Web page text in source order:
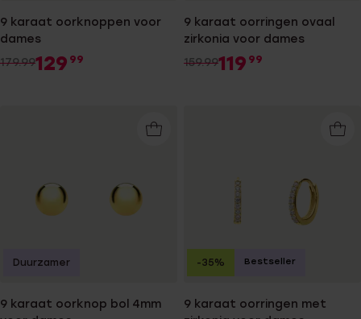
9 karaat oorknoppen voor
dames
179.99129 99
9 karaat oorringen ovaal
zirkonia voor dames
159.99119 99
9 karaat oorknop bol 4mm
Duurzamer
9 karaat oorringen met
-35% Bestseller